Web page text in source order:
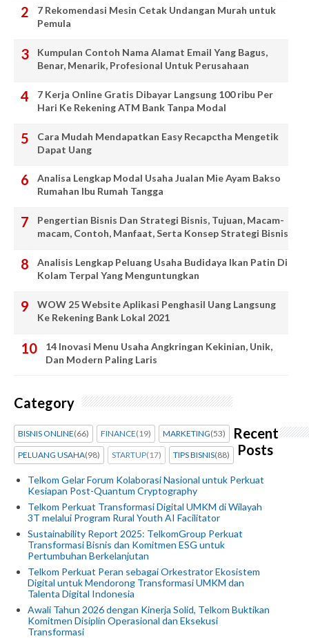
7 Rekomendasi Mesin Cetak Undangan Murah untuk
Pemula
Kumpulan Contoh Nama Alamat Email Yang Bagus,
Benar, Menarik, Profesional Untuk Perusahaan
7 Kerja Online Gratis Dibayar Langsung 100 ribu Per
Hari Ke Rekening ATM Bank Tanpa Modal
Cara Mudah Mendapatkan Easy Recapctha Mengetik
Dapat Uang
Analisa Lengkap Modal Usaha Jualan Mie Ayam Bakso
Rumahan Ibu Rumah Tangga
Pengertian Bisnis Dan Strategi Bisnis, Tujuan, Macam-
macam, Contoh, Manfaat, Serta Konsep Strategi Bisnis
Analisis Lengkap Peluang Usaha Budidaya Ikan Patin Di
Kolam Terpal Yang Menguntungkan
WOW 25 Website Aplikasi Penghasil Uang Langsung
Ke Rekening Bank Lokal 2021
14 Inovasi Menu Usaha Angkringan Kekinian, Unik,
Dan Modern Paling Laris
Category
BISNIS ONLINE(66) FINANCE(19) MARKETING(53)
PELUANG USAHA(98) STARTUP(17) TIPS BISNIS(88)
Recent
Posts
Telkom Gelar Forum Kolaborasi Nasional untuk Perkuat
Kesiapan Post-Quantum Cryptography
Telkom Perkuat Transformasi Digital UMKM di Wilayah
3T melalui Program Rural Youth AI Facilitator
Sustainability Report 2025: TelkomGroup Perkuat
Transformasi Bisnis dan Komitmen ESG untuk
Pertumbuhan Berkelanjutan
Telkom Perkuat Peran sebagai Orkestrator Ekosistem
Digital untuk Mendorong Transformasi UMKM dan
Talenta Digital Indonesia
Awali Tahun 2026 dengan Kinerja Solid, Telkom Buktikan
Komitmen Disiplin Operasional dan Eksekusi
Transformasi